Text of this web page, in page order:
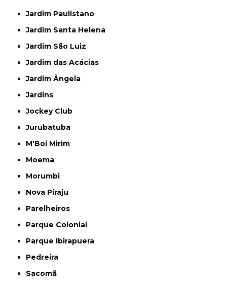
Jardim Paulistano
Jardim Santa Helena
Jardim São Luiz
Jardim das Acácias
Jardim Ângela
Jardins
Jockey Club
Jurubatuba
M'Boi Mirim
Moema
Morumbi
Nova Piraju
Parelheiros
Parque Colonial
Parque Ibirapuera
Pedreira
Sacomã